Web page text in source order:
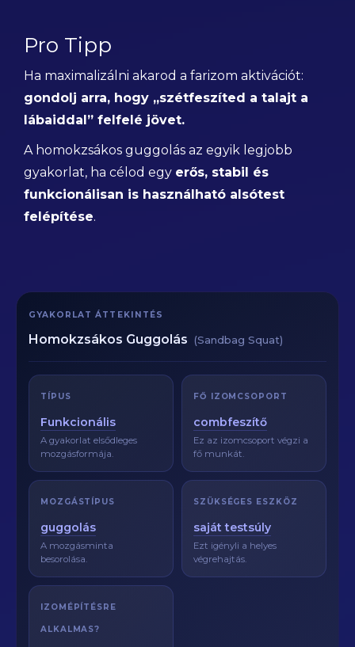
Pro Tipp
Ha maximalizálni akarod a farizom aktivációt:
gondolj arra, hogy „szétfeszíted a talajt a
lábaiddal” felfelé jövet.
A homokzsákos guggolás az egyik legjobb
gyakorlat, ha célod egy erős, stabil és
funkcionálisan is használható alsótest
felépítése.
GYAKORLAT ÁTTEKINTÉS
Homokzsákos Guggolás (Sandbag Squat)
TÍPUS
Funkcionális
A gyakorlat elsődleges
mozgásformája.
FŐ IZOMCSOPORT
combfeszítő
Ez az izomcsoport végzi a
fő munkát.
MOZGÁSTÍPUS
guggolás
A mozgásminta
besorolása.
SZÜKSÉGES ESZKÖZ
saját testsúly
Ezt igényli a helyes
végrehajtás.
IZOMÉPÍTÉSRE
ALKALMAS?